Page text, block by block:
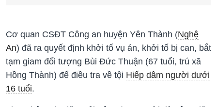
Cơ quan CSĐT Công an huyện Yên Thành (Nghệ
An) đã ra quyết định khởi tố vụ án, khởi tố bị can, bắt
tạm giam đối tượng Bùi Đức Thuận (67 tuổi, trú xã
Hồng Thành) để điều tra về tội Hiếp dâm người dưới
16 tuổi.